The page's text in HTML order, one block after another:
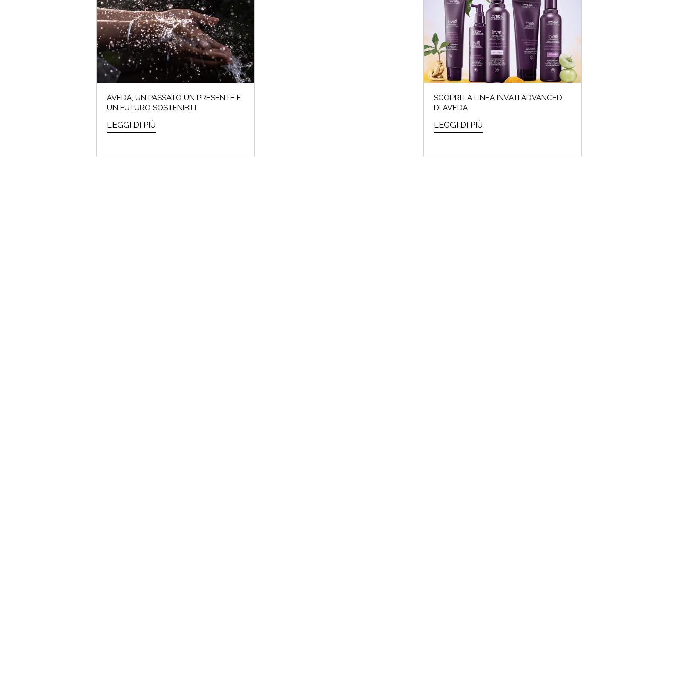
I saldi invernali del 2024 sono iniziati e noi Beauty Addicted non vedevamo l’ora!
AVEDA, UN PASSATO UN PRESENTE E
UN FUTURO SOSTENIBILI
LEGGI DI PIÙ
SCOPRI LA LINEA INVATI ADVANCED
DI AVEDA
LEGGI DI PIÙ